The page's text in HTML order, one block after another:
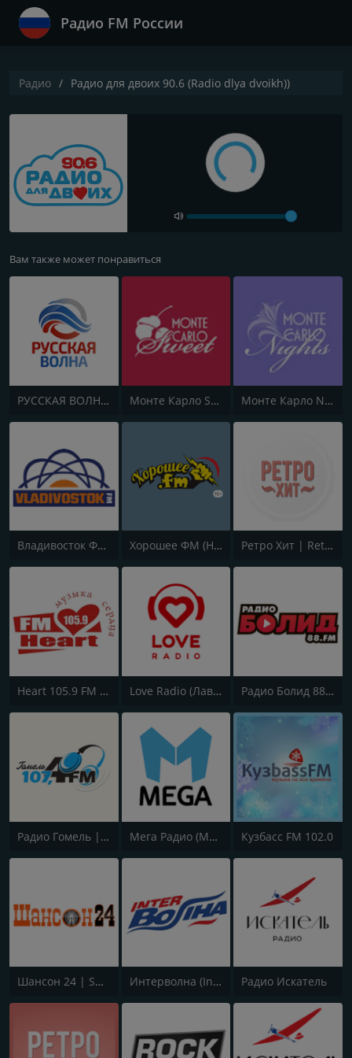
Радио FM России
Радио Радио для двоих 90.6 (Radio dlya dvoikh))
Вам также может понравиться
РУССКАЯ ВОЛНА - RUSSIAN WAVE Монте Карло Sweet (Monte Carlo Sweet) Монте Карло Nights (Monte Carlo Nights)
Владивосток ФМ | Vladivostok.FM Хорошее ФМ (Horoshee FM) Ретро Хит | Retro Hit
Heart 105.9 FM (Харт ФМ) Love Radio (Лав Радио) Радио Болид 88.0 (Bolid FM)
Радио Гомель | Гомельское Городское Радио | Gomel´radio | Gomelskoe Мега Радио (MEGA RADIO) Кузбасс FM 102.0
Шансон 24 | Shanson 24 Интерволна (Intervolna) Радио Искатель